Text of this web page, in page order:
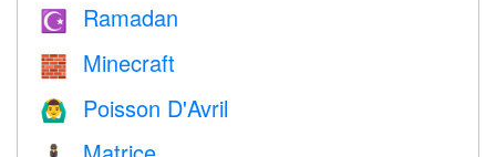
☪️ Ramadan
🧱 Minecraft
🙆‍♂️ Poisson D'Avril